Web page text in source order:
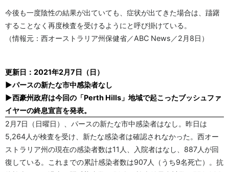
今後も一度陰性の結果が出ていても、症状が出てきた場合は、躊躇
することなく再度検査を受けるようにと呼び掛けている。
（情報元：西オーストラリア州保健省／ABC News／2月8日）
更新日：2021年2月7日（日）
▶パースの新たな市中感染者なし
▶西豪州政府は今回の「Perth Hills」地域で起こったブッシュファ
イヤーの終息宣言を発表。
2月7日（日曜日）、パースの新たな市中感染者はなし。昨日は
5,264人が検査を受け、新たな感染者は確認されなかった。西オー
ストラリア州の現在の感染者数は11人、入院者はなし、887人が回
復している。これまでの累計感染者数は907人（うち9名死亡）。抗